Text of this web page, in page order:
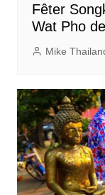
Fêter
Wat Pho
Mike